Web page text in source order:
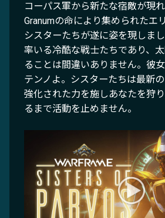
コーパス軍から新たな宿敵が現
Granumの命により集められたエ
シスターたちが遂に姿を現しま
率いる冷酷な戦士たちであり、
ることは間違いありません。彼女
テンノよ。シスターたちは最新
強化された力を施しあなたを狩
るまで活動を止めません。